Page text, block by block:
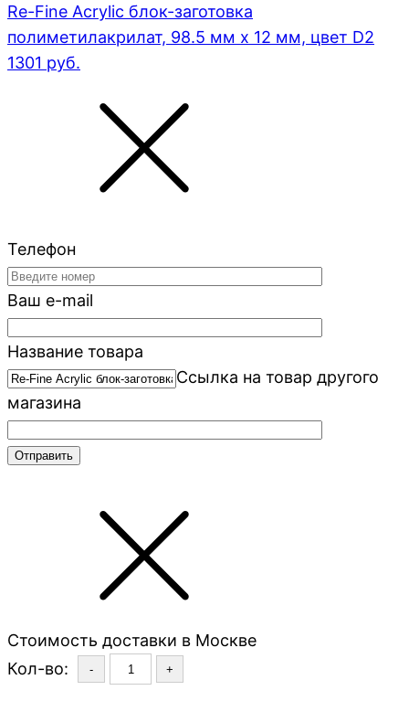
Re-Fine Acrylic блок-заготовка
полиметилакрилат, 98.5 мм x 12 мм, цвет D2
1301 руб.
Телефон
Ваш e-mail
Название товара
Ссылка на товар другого
магазина
Стоимость доставки в Москве
Кол-во:
- +